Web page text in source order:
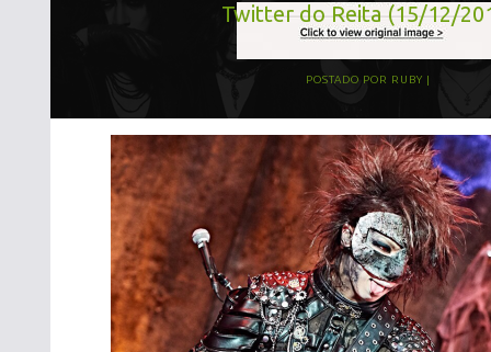
Twitter do Reita (15/12/
POSTADO POR RUBY